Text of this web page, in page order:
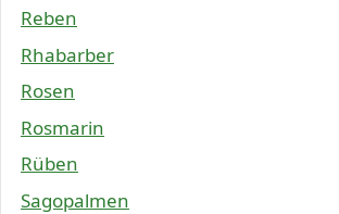
Reben
Rhabarber
Rosen
Rosmarin
Rüben
Sagopalmen